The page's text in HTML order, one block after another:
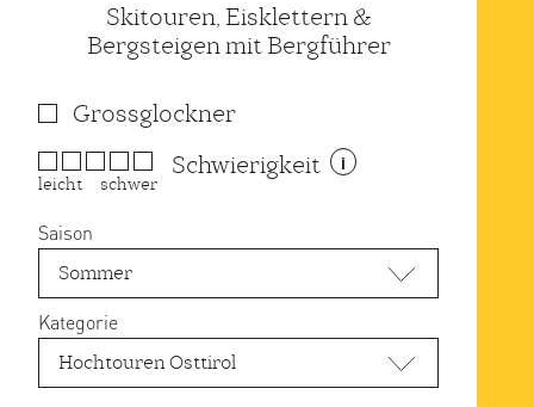
Skitouren, Eisklettern &
Bergsteigen mit Bergführer
Grossglockner
leicht schwer
Schwierigkeit i
Sommer
Saison
Hochtouren Osttirol
Kategorie